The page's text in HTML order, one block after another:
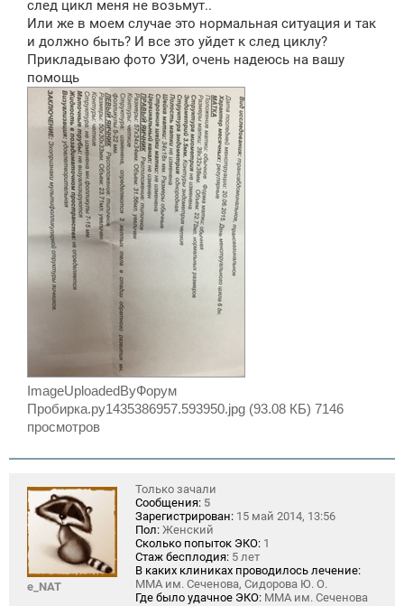
след цикл меня не возьмут..
Или же в моем случае это нормальная ситуация и так
и должно быть? И все это уйдет к след циклу?
Прикладываю фото УЗИ, очень надеюсь на вашу
помощь
ImageUploadedByФорум
Пробирка.ру1435386957.593950.jpg (93.08 КБ) 7146
просмотров
e_NAT
Только зачали
Сообщения: 5
Зарегистрирован: 15 май 2014, 13:56
Пол: Женский
Сколько попыток ЭКО: 1
Стаж бесплодия: 5 лет
В каких клиниках проводилось лечение:
ММА им. Сеченова, Сидорова Ю. О.
Где было удачное ЭКО: ММА им. Сеченова